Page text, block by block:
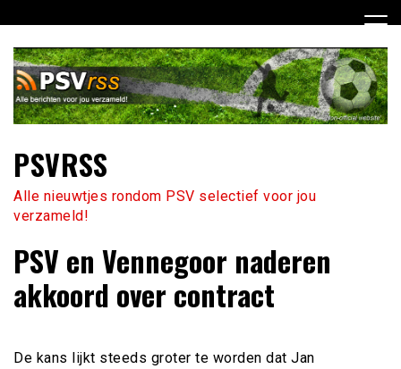
naar
inhoud
PSVRSS
Alle nieuwtjes rondom PSV selectief voor jou
verzameld!
PSV en Vennegoor naderen
akkoord over contract
De kans lijkt steeds groter te worden dat Jan